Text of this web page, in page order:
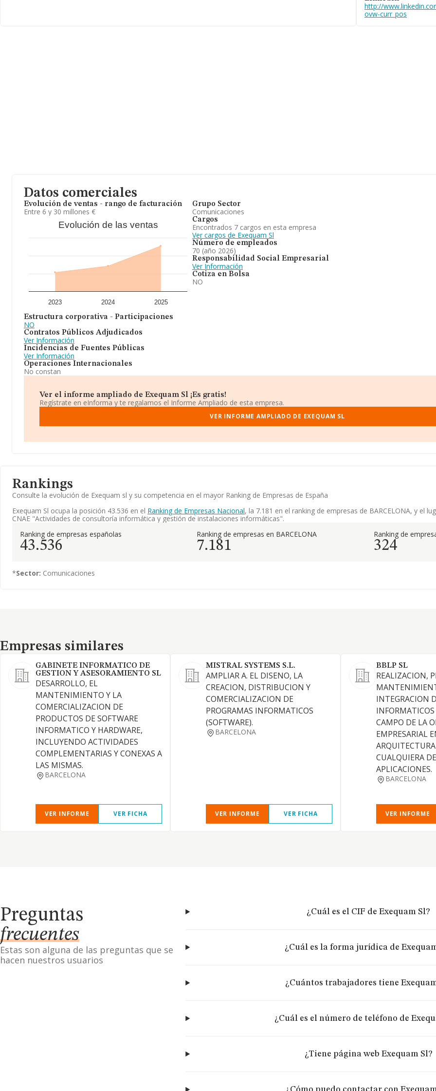
http://
ovw-curr_pos
Datos comerciales
Evolución de ventas - rango de facturación
Entre 6 y 30 millones €
Evolución de las ventas
2023 2024 2025
Estructura corporativa - Participaciones
NO
Contratos Públicos Adjudicados
Ver Información
Incidencias de Fuentes Públicas
Ver Información
Operaciones Internacionales
No constan
Grupo Sector
Comunicaciones
Cargos
Encontrados 7 cargos en esta empresa
Ver cargos de Exequam Sl
Número de empleados
70 (año 2026)
Responsabilidad Social Empresarial
Ver Información
Cotiza en Bolsa
NO
Ver el informe ampliado de Exequam Sl ¡Es gratis!
Regístrate en eInforma y te regalamos el Informe Ampliado de esta empresa.
VER INFORME AMPLIADO DE EXEQUAM SL
Rankings
Consulte la evolución de Exequam sl y su competencia en el mayor Ranking de Empresas de España
Exequam Sl ocupa la posición 43.536 en el Ranking de Empresas Nacional, la 7.181 en el ranking de empresas de BARCELONA, y el
CNAE "Actividades de consultoría informática y gestión de instalaciones informáticas".
Ranking de empresas españolas
43.536
Ranking de empresas en BARCELONA
7.181
Ranking de
324
*Sector: Comunicaciones
Empresas similares
Empresas similares
GABINETE INFORMATICO DE
GESTION Y ASESORAMIENTO SL
DESARROLLO, EL
MANTENIMIENTO Y LA
COMERCIALIZACION DE
PRODUCTOS DE SOFTWARE
INFORMATICO Y HARDWARE,
INCLUYENDO ACTIVIDADES
COMPLEMENTARIAS Y CONEXAS A
LAS MISMAS.
BARCELONA
VER INFORME VER FICHA
MISTRAL SYSTEMS S.L.
AMPLIAR A. EL DISENO, LA
CREACION, DISTRIBUCION Y
COMERCIALIZACION DE
PROGRAMAS INFORMATICOS
(SOFTWARE).
BARCELONA
VER INFORME VER FICHA
BBLP SL
REALIZACION,
INTEGRACION
CAMPO DE LA
EMPRESARIAL
CUALQUIERA
APLICACIONES.
BARCELONA
VER INFORME
Preguntas
frecuentes
Estas son alguna de las preguntas que se
hacen nuestros usuarios
¿Cuál es el CIF de Exequam Sl?
¿Cuál es la forma jurídica de
¿Cuántos trabajadores tiene
¿Cuál es el número de teléfono de
¿Tiene página web Exequam Sl?